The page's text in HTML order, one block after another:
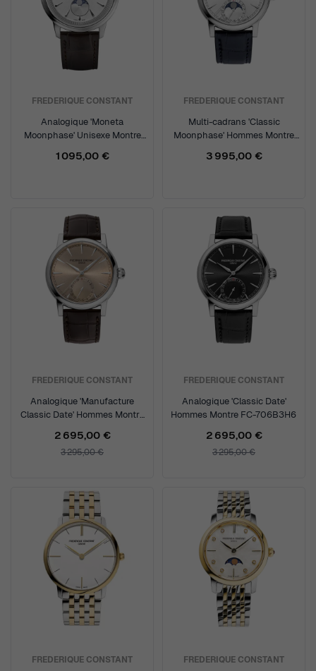
FREDERIQUE CONSTANT
Analogique 'Moneta
Moonphase' Unisexe Montre
1 095,00 €
FREDERIQUE CONSTANT
Multi-cadrans 'Classic
Moonphase' Hommes Montre
3 995,00 €
FREDERIQUE CONSTANT
Analogique 'Manufacture
Classic Date' Hommes Montre
2 695,00 €
3 295,00 €
FREDERIQUE CONSTANT
Analogique 'Classic Date'
Hommes Montre FC-706B3H6
2 695,00 €
3 295,00 €
FREDERIQUE CONSTANT FREDERIQUE CONSTANT